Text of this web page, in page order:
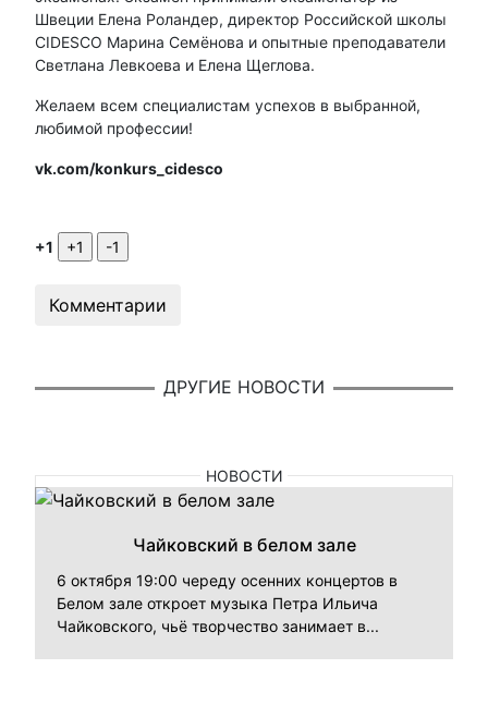
Швеции Елена Роландер, директор Российской школы
CIDESCO Марина Семёнова и опытные преподаватели
Светлана Левкоева и Елена Щеглова.
Желаем всем специалистам успехов в выбранной,
любимой профессии!
vk.com/konkurs_cidesco
+1
Комментарии
ДРУГИЕ НОВОСТИ
НОВОСТИ
Чайковский в белом зале
6 октября 19:00 череду осенних концертов в
Белом зале откроет музыка Петра Ильича
Чайковского, чьё творчество занимает в...